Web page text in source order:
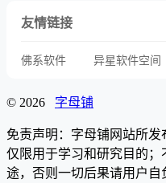
友情链接
佛系软件 异星软件空间
© 2026 字母铺
免责声明：字母铺网站所
仅限用于学习和研究目的；
途，否则一切后果请用户自